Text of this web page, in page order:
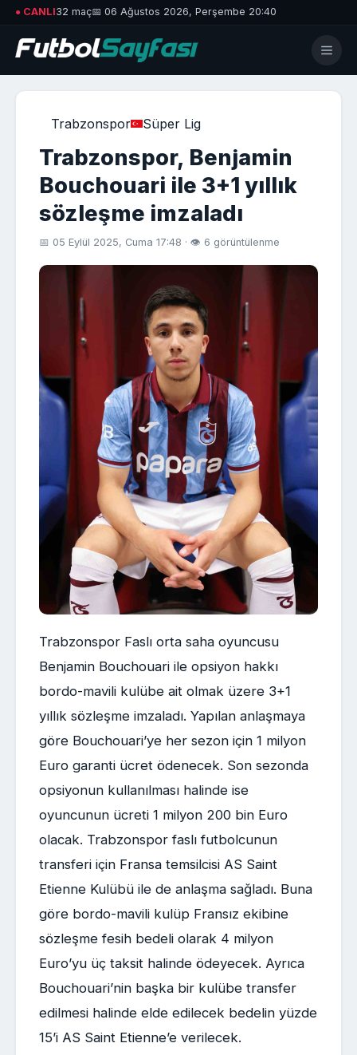
● CANLI32 maç📅 06 Ağustos 2026, Perşembe 20:40
Trabzonspor Süper Lig
Trabzonspor, Benjamin
Bouchouari ile 3+1 yıllık
sözleşme imzaladı
📅 05 Eylül 2025, Cuma 17:48 · 👁 6 görüntülenme
Trabzonspor Faslı orta saha oyuncusu
Benjamin Bouchouari ile opsiyon hakkı
bordo-mavili kulübe ait olmak üzere 3+1
yıllık sözleşme imzaladı. Yapılan anlaşmaya
göre Bouchouari’ye her sezon için 1 milyon
Euro garanti ücret ödenecek. Son sezonda
opsiyonun kullanılması halinde ise
oyuncunun ücreti 1 milyon 200 bin Euro
olacak. Trabzonspor faslı futbolcunun
transferi için Fransa temsilcisi AS Saint
Etienne Kulübü ile de anlaşma sağladı. Buna
göre bordo-mavili kulüp Fransız ekibine
sözleşme fesih bedeli olarak 4 milyon
Euro’yu üç taksit halinde ödeyecek. Ayrıca
Bouchouari’nin başka bir kulübe transfer
edilmesi halinde elde edilecek bedelin yüzde
15’i AS Saint Etienne’e verilecek.